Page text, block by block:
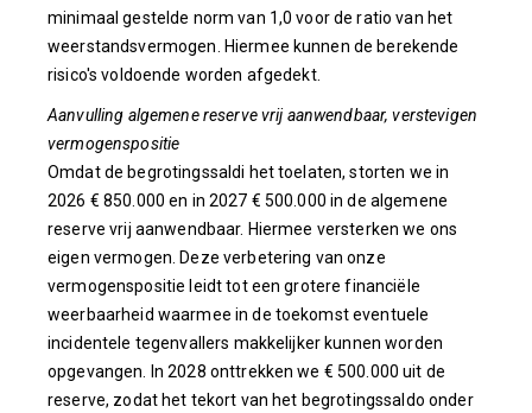
minimaal gestelde norm van 1,0 voor de ratio van het
weerstandsvermogen. Hiermee kunnen de berekende
risico's voldoende worden afgedekt.
Aanvulling algemene reserve vrij aanwendbaar, verstevigen
vermogenspositie
Omdat de begrotingssaldi het toelaten, storten we in
2026 € 850.000 en in 2027 € 500.000 in de algemene
reserve vrij aanwendbaar. Hiermee versterken we ons
eigen vermogen. Deze verbetering van onze
vermogenspositie leidt tot een grotere financiële
weerbaarheid waarmee in de toekomst eventuele
incidentele tegenvallers makkelijker kunnen worden
opgevangen. In 2028 onttrekken we € 500.000 uit de
reserve, zodat het tekort van het begrotingssaldo onder